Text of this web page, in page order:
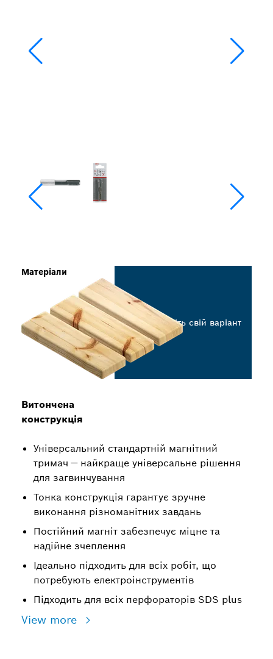
Витончена
конструкція
Універсальний стандартній магнітний
тримач — найкраще універсальне рішення
для загвинчування
Тонка конструкція гарантує зручне
виконання різноманітних завдань
Постійний магніт забезпечує міцне та
надійне зчеплення
Ідеально підходить для всіх робіт, що
потребують електроінструментів
Підходить для всіх перфораторів SDS plus
View more
Матеріали
Виберіть свій варіант